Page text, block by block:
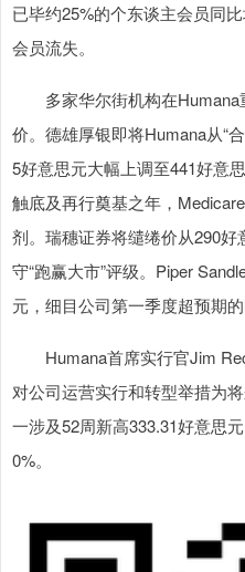
已毕约25%的个东谈主会员同
会员流失。
多家华尔街机构在Humana
价。德雄厚银即将Humana从“
5好意思元大幅上调至441好意
触底及再行奠基之年，
剂。瑞穗证券将缱绻价从290
守“跑赢大市”评级。Piper
元，细目公司第一季度超预期的
Humana首席实行官Jim
对公司运营实行和转型举措为
一涉及52周新高333.31好意思
0%。